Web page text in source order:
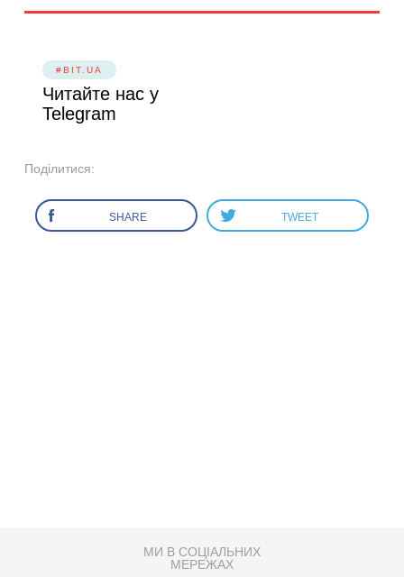
#BIT.UA
Читайте нас у
Telegram
Поділитися:
SHARE TWEET
МИ В СОЦІАЛЬНИХ
МЕРЕЖАХ